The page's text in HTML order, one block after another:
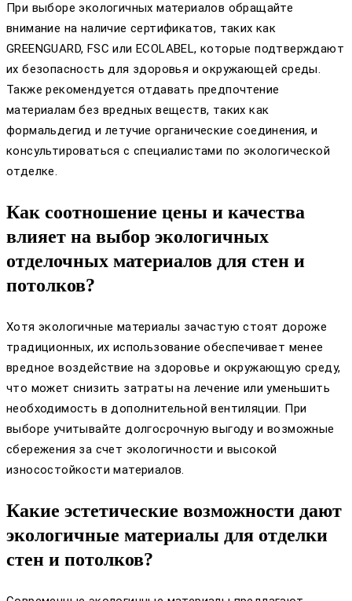
При выборе экологичных материалов обращайте
внимание на наличие сертификатов, таких как
GREENGUARD, FSC или ECOLABEL, которые подтверждают
их безопасность для здоровья и окружающей среды.
Также рекомендуется отдавать предпочтение
материалам без вредных веществ, таких как
формальдегид и летучие органические соединения, и
консультироваться с специалистами по экологической
отделке.
Как соотношение цены и качества
влияет на выбор экологичных
отделочных материалов для стен и
потолков?
Хотя экологичные материалы зачастую стоят дороже
традиционных, их использование обеспечивает менее
вредное воздействие на здоровье и окружающую среду,
что может снизить затраты на лечение или уменьшить
необходимость в дополнительной вентиляции. При
выборе учитывайте долгосрочную выгоду и возможные
сбережения за счет экологичности и высокой
износостойкости материалов.
Какие эстетические возможности дают
экологичные материалы для отделки
стен и потолков?